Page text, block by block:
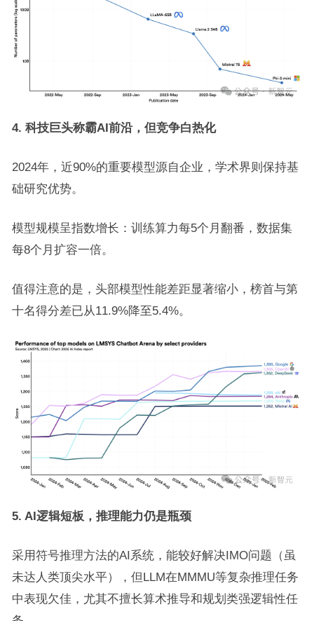
4. 科技巨头称霸AI前沿，但竞争白热化
2024年，近90%的重要模型源自企业，学术界则保持基
础研究优势。
模型规模呈指数增长：训练算力每5个月翻番，数据集
每8个月扩容一倍。
值得注意的是，头部模型性能差距显著缩小，榜首与第
十名得分差已从11.9%降至5.4%。
5. AI逻辑短板，推理能力仍是瓶颈
采用符号推理方法的AI系统，能较好解决IMO问题（虽
未达人类顶尖水平），但LLM在MMMU等复杂推理任务
中表现欠佳，尤其不擅长算术推导和规划类强逻辑性任